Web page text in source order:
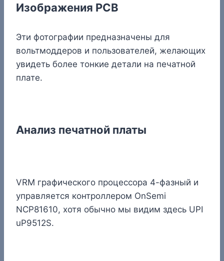
Изображения PCB
Эти фотографии предназначены для
вольтмоддеров и пользователей, желающих
увидеть более тонкие детали на печатной
плате.
Анализ печатной платы
VRM графического процессора 4-фазный и
управляется контроллером OnSemi
NCP81610, хотя обычно мы видим здесь UPI
uP9512S.